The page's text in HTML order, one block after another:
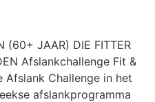
(60+ JAAR) DIE FITTER
Afslankchallenge Fit &
Afslank Challenge in het
afslankprogramma